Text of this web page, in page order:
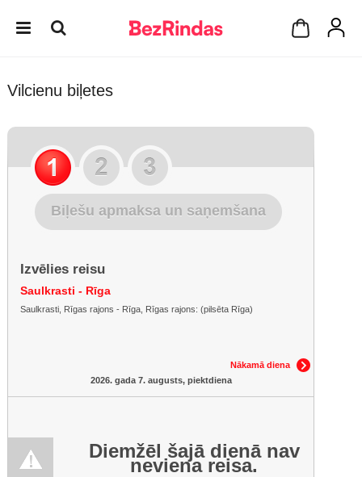
Vilcienu biļetes
Biļešu apmaksa un saņemšana
Izvēlies reisu
Saulkrasti - Rīga
Saulkrasti, Rīgas rajons - Rīga, Rīgas rajons: (pilsēta Rīga)
Nākamā diena
2026. gada 7. augusts, piektdiena
Diemžēl šajā dienā nav
neviena reisa.